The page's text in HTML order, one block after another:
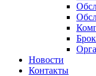
Новости
Контакты